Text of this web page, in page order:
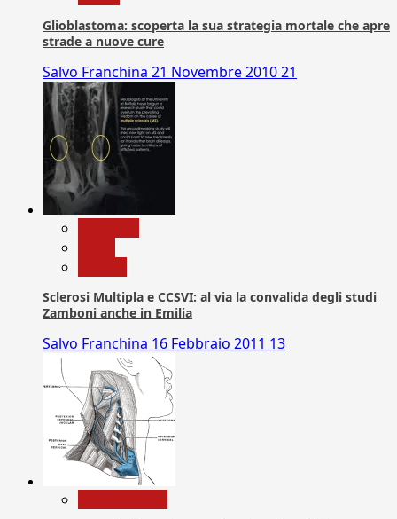
Glioblastoma: scoperta la sua strategia mortale che apre
strade a nuove cure
Salvo Franchina 21 Novembre 201021
Sclerosi Multipla e CCSVI: al via la convalida degli studi
Zamboni anche in Emilia
Salvo Franchina 16 Febbraio 2011 13